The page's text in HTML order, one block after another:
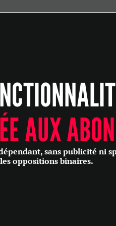
AUX
sans publicité ni
oppositions binaires.